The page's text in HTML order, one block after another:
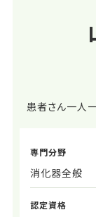
患者さん一人
専門分野
消化器全般
認定資格